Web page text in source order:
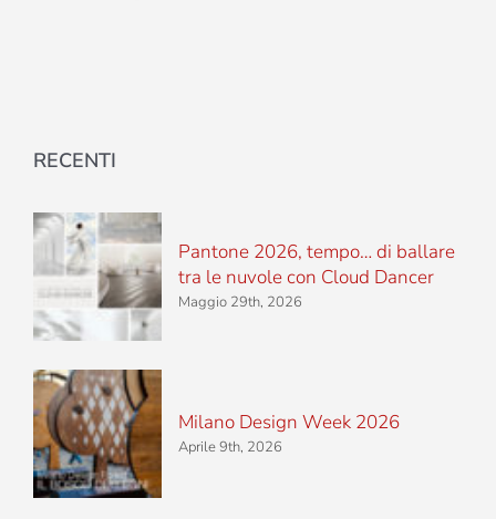
RECENTI
Pantone 2026, tempo… di ballare
tra le nuvole con Cloud Dancer
Maggio 29th, 2026
Milano Design Week 2026
Aprile 9th, 2026